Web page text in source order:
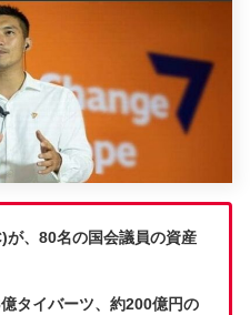
が、80名の国会議員の資産
タイバーツ、約200億円の